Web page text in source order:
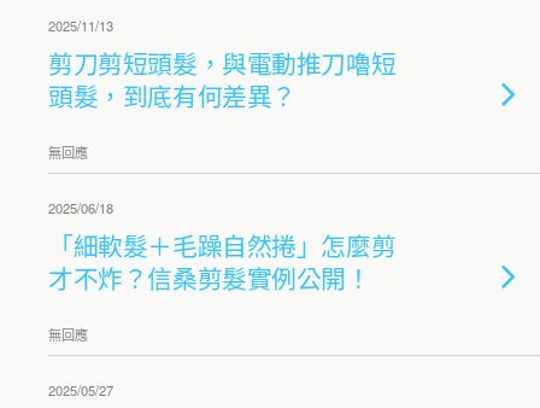
2025/11/13
剪刀剪短頭髮，與電動推刀嚕短
頭髮，到底有何差異？
無回應
2025/06/18
「細軟髮＋毛躁自然捲」怎麼剪
才不炸？信桑剪髮實例公開！
無回應
2025/05/27